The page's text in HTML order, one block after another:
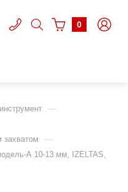
0
—
захватом —
А 10-13 мм, IZELTAS,